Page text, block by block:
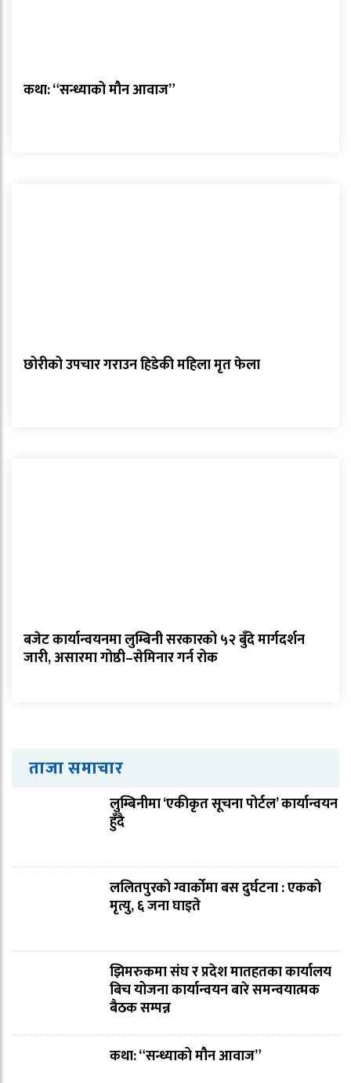
कथा: “सन्ध्याको मौन आवाज”
छोरीको उपचार गराउन हिडेकी महिला मृत फेला
बजेट कार्यान्वयनमा लुम्बिनी सरकारको ५२ बुँदे मार्गदर्शन
जारी, असारमा गोष्ठी–सेमिनार गर्न रोक
ताजा समाचार
लुम्बिनीमा ‘एकीकृत सूचना पोर्टल’ कार्यान्वयन
हुँदै
ललितपुरको ग्वार्कोमा बस दुर्घटना : एकको
मृत्यु, ६ जना घाइते
झिमरुकमा संघ र प्रदेश मातहतका कार्यालय
बिच योजना कार्यान्वयन बारे समन्वयात्मक
बैठक सम्पन्न
कथा: “सन्ध्याको मौन आवाज”